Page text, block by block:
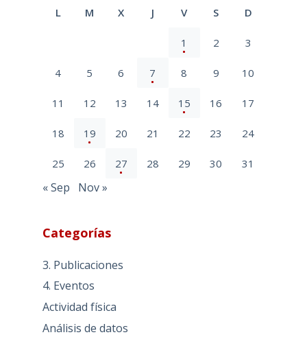
L M X J V S D
1 2 3
4 5 6 7 8 9 10
11 12 13 14 15 16 17
18 19 20 21 22 23 24
25 26 27 28 29 30 31
« Sep Nov »
Categorías
3. Publicaciones
4. Eventos
Actividad física
Análisis de datos